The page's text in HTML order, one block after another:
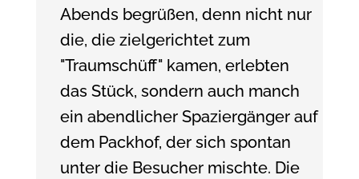
Abends begrüßen, denn nicht nur
die, die zielgerichtet zum
"Traumschüff" kamen, erlebten
das Stück, sondern auch manch
ein abendlicher Spaziergänger auf
dem Packhof, der sich spontan
unter die Besucher mischte. Die